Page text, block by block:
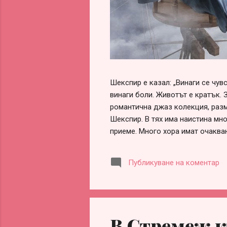
Шекспир е казал: „Винаги се
винаги боли. Животът е кратък.
романтична джаз колекция,
Шекспир. В тях има наистина
приеме. Много хора имат
оформи сам, ако честно
заради разочарования,
партньорство. Истината обаче
Публикуване на коментар